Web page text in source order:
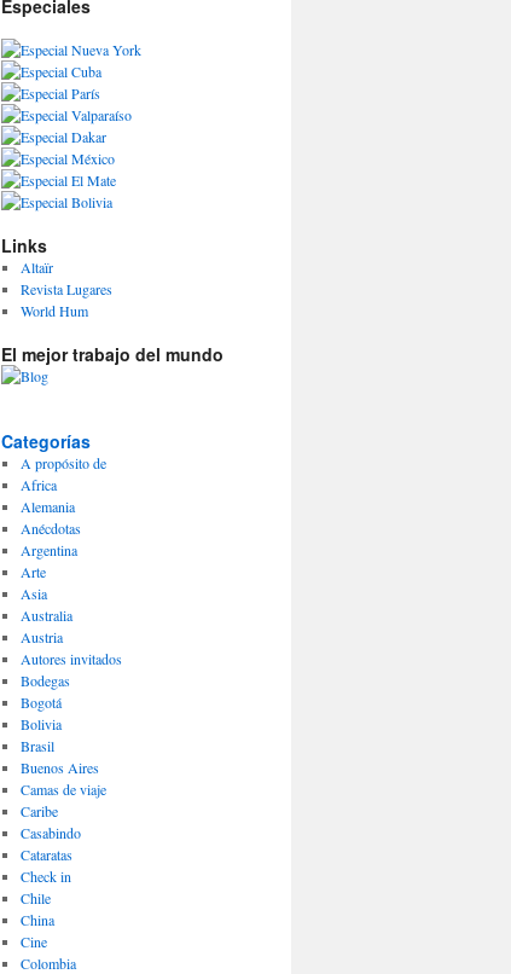
Especiales
Links
Altaïr
Revista Lugares
World Hum
El mejor trabajo del mundo
Categorías
A propósito de
Africa
Alemania
Anécdotas
Argentina
Arte
Asia
Australia
Austria
Autores invitados
Bodegas
Bogotá
Bolivia
Brasil
Buenos Aires
Camas de viaje
Caribe
Casabindo
Cataratas
Check in
Chile
China
Cine
Colombia